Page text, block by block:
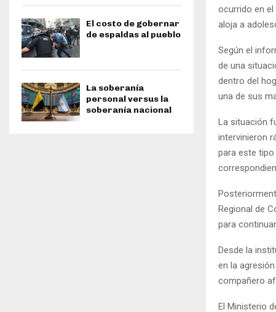
ocurrido en el
aloja a
Según el
de una
dentro del
una de sus
La situación
intervinieron
para este
Regional de
para
Desde la
en la
compañero
El Ministerio
El costo de gobernar
de espaldas al pueblo
La soberanía
personal versus la
soberanía nacional